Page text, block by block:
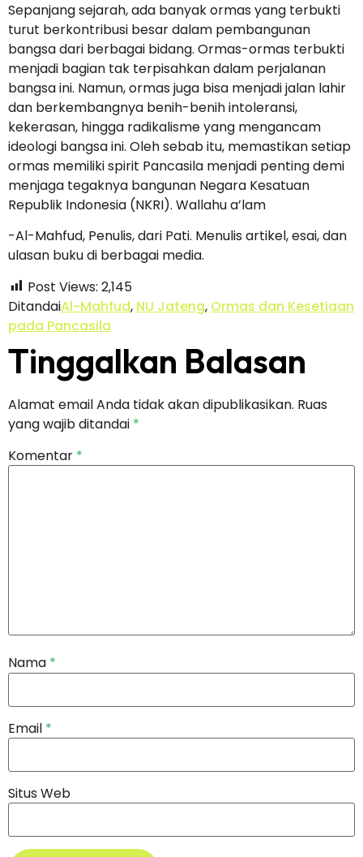
Sepanjang sejarah, ada banyak ormas yang terbukti
turut berkontribusi besar dalam pembangunan
bangsa dari berbagai bidang. Ormas-ormas terbukti
menjadi bagian tak terpisahkan dalam perjalanan
bangsa ini. Namun, ormas juga bisa menjadi jalan lahir
dan berkembangnya benih-benih intoleransi,
kekerasan, hingga radikalisme yang mengancam
ideologi bangsa ini. Oleh sebab itu, memastikan setiap
ormas memiliki spirit Pancasila menjadi penting demi
menjaga tegaknya bangunan Negara Kesatuan
Republik Indonesia (NKRI). Wallahu a’lam
-Al-Mahfud, Penulis, dari Pati. Menulis artikel, esai, dan
ulasan buku di berbagai media.
Post Views: 2,145
DitandaiAl-Mahfud, NU Jateng, Ormas dan Kesetiaan
pada Pancasila
Tinggalkan Balasan
Alamat email Anda tidak akan dipublikasikan. Ruas
yang wajib ditandai *
Komentar *
Nama *
Email *
Situs Web